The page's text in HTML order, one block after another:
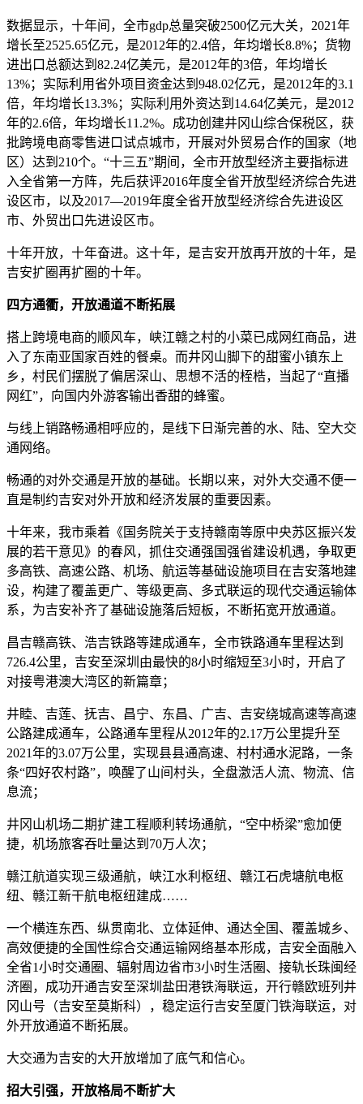
数据显示，十年间，全市gdp总量突破2500亿元大关，2021年
增长至2525.65亿元，是2012年的2.4倍，年均增长8.8%；货物
进出口总额达到82.24亿美元，是2012年的3倍，年均增长
13%；实际利用省外项目资金达到948.02亿元，是2012年的3.1
倍，年均增长13.3%；实际利用外资达到14.64亿美元，是2012
年的2.6倍，年均增长11.2%。成功创建井冈山综合保税区，获
批跨境电商零售进口试点城市，开展对外贸易合作的国家（地
区）达到210个。“十三五”期间，全市开放型经济主要指标进
入全省第一方阵，先后获评2016年度全省开放型经济综合先进
设区市，以及2017—2019年度全省开放型经济综合先进设区
市、外贸出口先进设区市。
十年开放，十年奋进。这十年，是吉安开放再开放的十年，是
吉安扩圈再扩圈的十年。
四方通衢，开放通道不断拓展
搭上跨境电商的顺风车，峡江赣之村的小菜已成网红商品，进
入了东南亚国家百姓的餐桌。而井冈山脚下的甜蜜小镇东上
乡，村民们摆脱了偏居深山、思想不活的桎梏，当起了“直播
网红”，向国内外游客输出香甜的蜂蜜。
与线上销路畅通相呼应的，是线下日渐完善的水、陆、空大交
通网络。
畅通的对外交通是开放的基础。长期以来，对外大交通不便一
直是制约吉安对外开放和经济发展的重要因素。
十年来，我市乘着《国务院关于支持赣南等原中央苏区振兴发
展的若干意见》的春风，抓住交通强国强省建设机遇，争取更
多高铁、高速公路、机场、航运等基础设施项目在吉安落地建
设，构建了覆盖更广、等级更高、多式联运的现代交通运输体
系，为吉安补齐了基础设施落后短板，不断拓宽开放通道。
昌吉赣高铁、浩吉铁路等建成通车，全市铁路通车里程达到
726.4公里，吉安至深圳由最快的8小时缩短至3小时，开启了
对接粤港澳大湾区的新篇章；
井睦、吉莲、抚吉、昌宁、东昌、广吉、吉安绕城高速等高速
公路建成通车，公路通车里程从2012年的2.17万公里提升至
2021年的3.07万公里，实现县县通高速、村村通水泥路，一条
条“四好农村路”，唤醒了山间村头，全盘激活人流、物流、信
息流；
井冈山机场二期扩建工程顺利转场通航，“空中桥梁”愈加便
捷，机场旅客吞吐量达到70万人次；
赣江航道实现三级通航，峡江水利枢纽、赣江石虎塘航电枢
纽、赣江新干航电枢纽建成……
一个横连东西、纵贯南北、立体延伸、通达全国、覆盖城乡、
高效便捷的全国性综合交通运输网络基本形成，吉安全面融入
全省1小时交通圈、辐射周边省市3小时生活圈、接轨长珠闽经
济圈，成功开通吉安至深圳盐田港铁海联运，开行赣欧班列井
冈山号（吉安至莫斯科），稳定运行吉安至厦门铁海联运，对
外开放通道不断拓展。
大交通为吉安的大开放增加了底气和信心。
招大引强，开放格局不断扩大